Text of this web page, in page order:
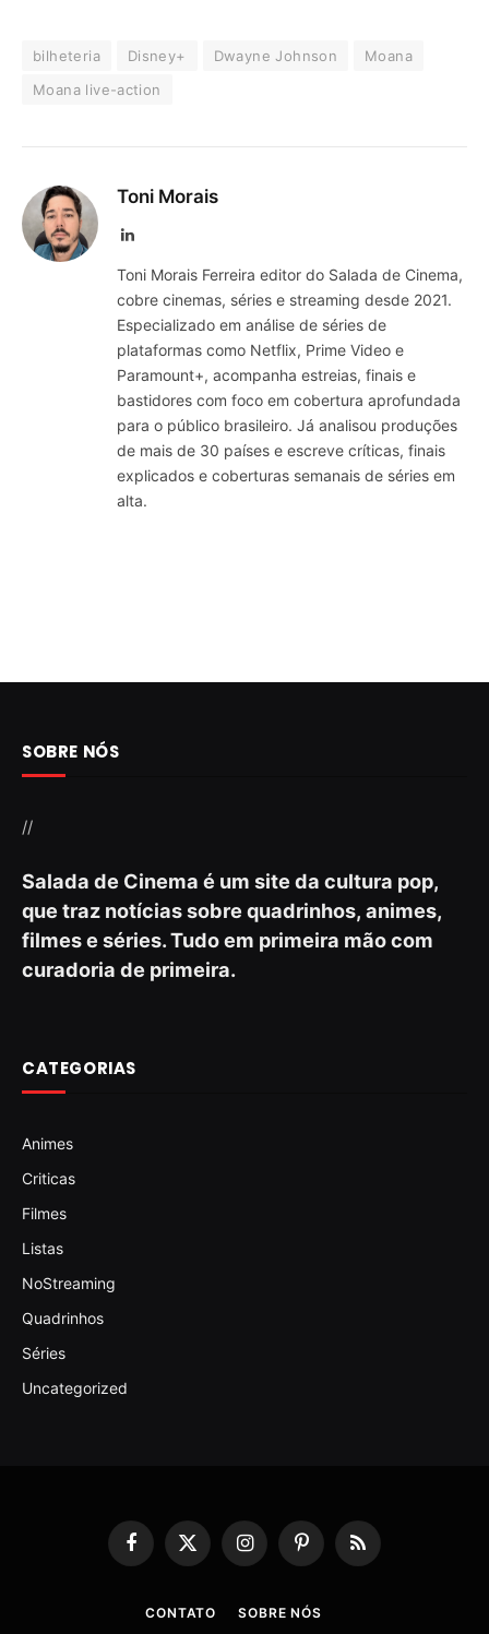
bilheteria Disney+ Dwayne Johnson
Moana
Moana live-action
Toni Morais
LinkedIn
Toni Morais Ferreira editor do Salada de Cinema,
cobre cinemas, séries e streaming desde 2021.
Especializado em análise de séries de
plataformas como Netflix, Prime Video e
Paramount+, acompanha estreias, finais e
bastidores com foco em cobertura aprofundada
para o público brasileiro. Já analisou produções
de mais de 30 países e escreve críticas, finais
explicados e coberturas semanais de séries em
alta.
SOBRE NÓS
//
Salada de Cinema é um site da cultura pop,
que traz notícias sobre quadrinhos, animes,
filmes e séries. Tudo em primeira mão com
curadoria de primeira.
CATEGORIAS
Animes
Criticas
Filmes
Listas
NoStreaming
Quadrinhos
Séries
Uncategorized
Facebook
X
InstagramPinterestRSS
CONTATO SOBRE NÓS